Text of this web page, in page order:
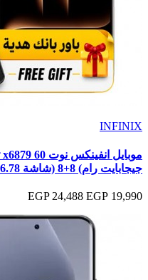
INFINIX
جيجابايت رام) 8+8 (شاشة 6.78
19,990 EGP
24,488 EGP